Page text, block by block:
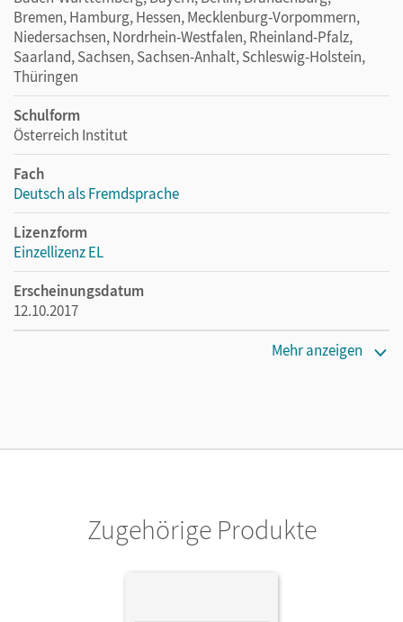
Bremen, Hamburg, Hessen, Mecklenburg-Vorpommern,
Niedersachsen, Nordrhein-Westfalen, Rheinland-Pfalz,
Saarland, Sachsen, Sachsen-Anhalt, Schleswig-Holstein,
Thüringen
Schulform
Österreich Institut
Fach
Deutsch als Fremdsprache
Lizenzform
Einzellizenz EL
Erscheinungsdatum
12.10.2017
Mehr anzeigen
Zugehörige Produkte